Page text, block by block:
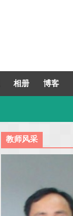
相册 博客
教师风采